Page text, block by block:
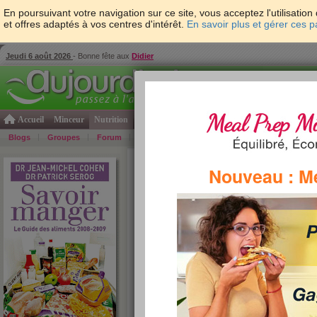
En poursuivant votre navigation sur ce site, vous acceptez
et offres adaptés à vos centres d'intérêt. En savoir plus et gérer ces
Jeudi 6 août 2026 - Bonne fête aux Didier
Accueil Minceur Nutrition Psycho & tests Forme & santé
Blogs Groupes Forum Bons Plans
Nouveau :